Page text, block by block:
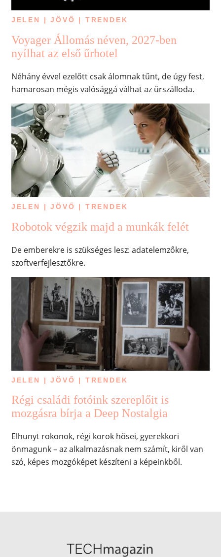
JELEN | JÖVŐ | TRENDEK
Voyager Állomás néven, 2027-ben
nyílhat az első űrhotel
Néhány évvel ezelőtt csak álomnak tűnt, de úgy fest,
hamarosan mégis valósággá válhat az űrszálloda.
JELEN | JÖVŐ | TRENDEK
Robotok végzik majd a munkák felét
De emberekre is szükséges lesz: adatelemzőkre,
szoftverfejlesztőkre.
JELEN | JÖVŐ | TRENDEK
Régi családi fotóink szereplőit is
mozgásra bírja a Deep Nostalgia
Elhunyt rokonok, régi korok hősei, gyerekkori
önmagunk – az alkalmazásnak nem számít, kiről van
szó, képes mozgóképet készíteni a képeinkből.